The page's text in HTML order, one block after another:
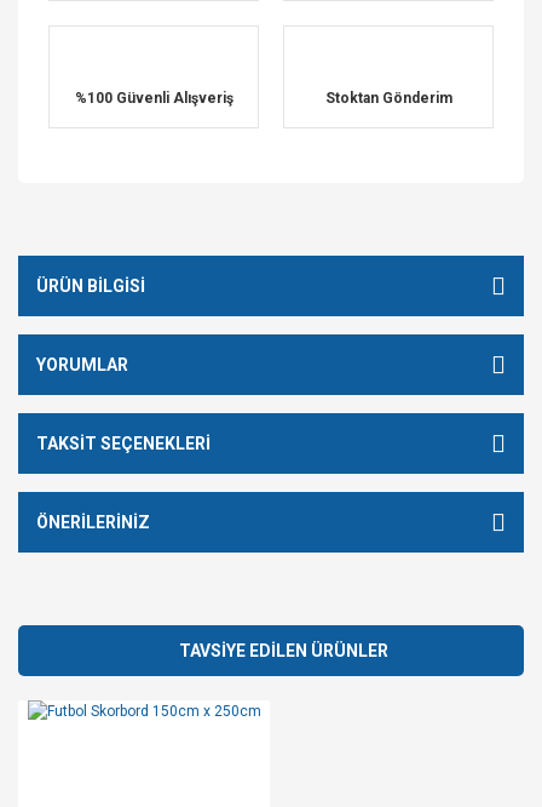
%100 Güvenli Alışveriş Stoktan Gönderim
ÜRÜN BILGISI
YORUMLAR
TAKSIT SEÇENEKLERI
ÖNERILERINIZ
TAVSİYE EDİLEN ÜRÜNLER